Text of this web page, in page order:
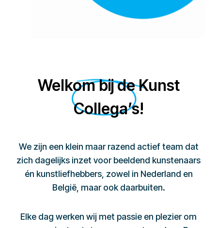
Welkom bij de Kunst
Collega’s!
We zijn een klein maar razend actief team dat
zich dagelijks inzet voor beeldend kunstenaars
én kunstliefhebbers, zowel in Nederland en
België, maar ook daarbuiten.
Elke dag werken wij met passie en plezier om